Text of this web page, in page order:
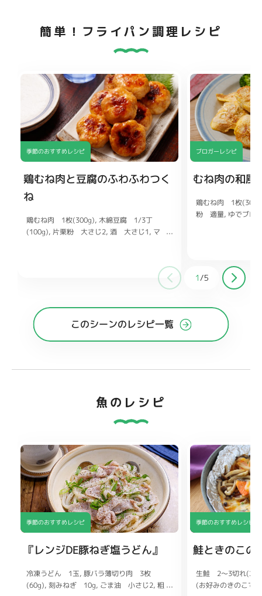
簡単！フライパン調理レシピ
季節のおすすめレシピ
鶏むね肉と豆腐のふわふわつく
ね
鶏むね肉 1枚(300g) 木綿豆腐 1/3丁
(100g) 片栗粉 大さじ2 酒 大さじ1 マ
砂
ブロガーレシピ
むね肉の和風
鶏むね肉 1枚
粉 適量 ゆでブロ
1/5
このシーンのレシピ一覧
魚のレシピ
季節のおすすめレシピ
『レンジDE豚ねぎ塩うどん』
冷凍うどん 1玉 豚バラ薄切り肉 3枚
(60g) 刻みねぎ 10g ごま油 小さじ2 粗
季節のおすすめレシピ
鮭ときのこの
生鮭 2〜3切れ
(お好みのきのこで